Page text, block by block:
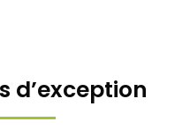
d’exception